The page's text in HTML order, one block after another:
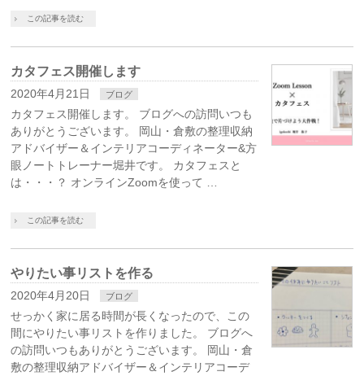
この記事を読む
カタフェス開催します
2020年4月21日 ブログ
カタフェス開催します。 ブログへの訪問いつも
ありがとうございます。 岡山・倉敷の整理収納
アドバイザー＆インテリアコーディネーター&方
眼ノートトレーナー堀井です。 カタフェスと
は・・・？ オンラインZoomを使って …
この記事を読む
やりたい事リストを作る
2020年4月20日 ブログ
せっかく家に居る時間が長くなったので、この
間にやりたい事リストを作りました。 ブログへ
の訪問いつもありがとうございます。 岡山・倉
敷の整理収納アドバイザー＆インテリアコーデ